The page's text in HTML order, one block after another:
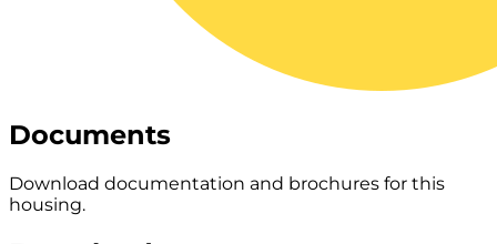
Documents
Download documentation and brochures for this
housing.